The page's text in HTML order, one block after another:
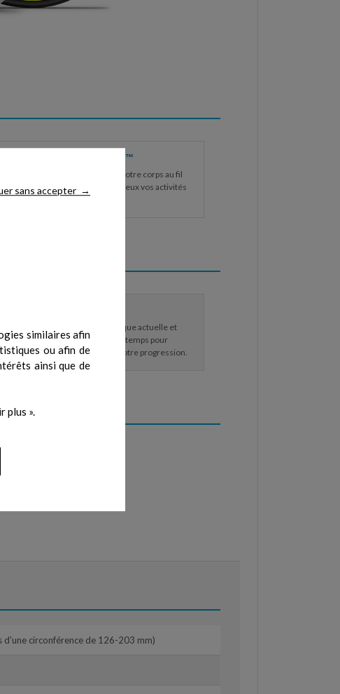
sans accepter →
similaires afin
ou afin de
ainsi que de
plus ».
MONITEUR BODY BATTERY™
Suivez les niveaux d'énergie de votre corps au fil
de la journée pour planifier au mieux vos activités
et temps de repos.
Consultez votre condition physique actuelle et
suivez les changements au fil du temps pour
définir des objectifs et évaluer votre progression.
circonférence de 126-203 mm)